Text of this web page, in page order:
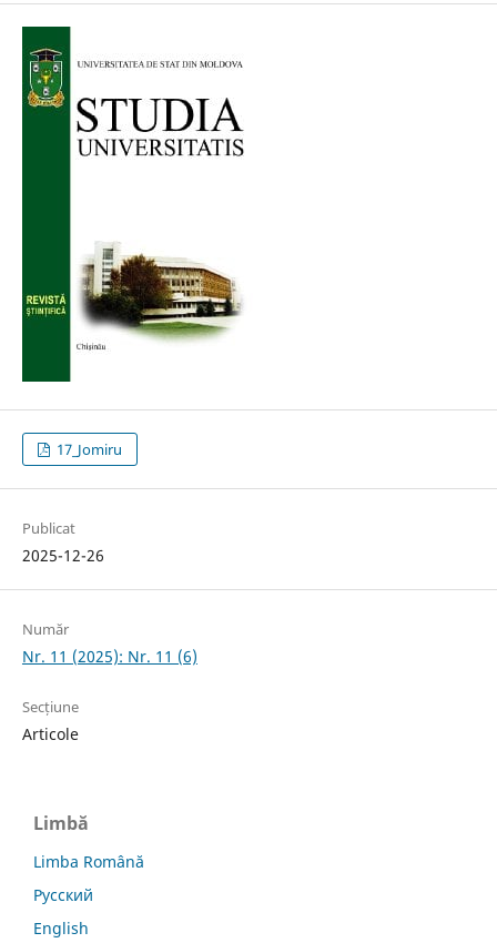
17_Jomiru
Publicat
2025-12-26
Număr
Nr. 11 (2025): Nr. 11 (6)
Secțiune
Articole
Limbă
Limba Română
Русский
English